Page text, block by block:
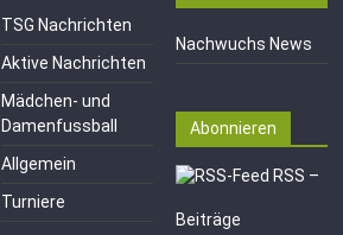
TSG Nachrichten
Aktive Nachrichten
Mädchen- und
Damenfussball
Allgemein
Turniere
Nachwuchs News
Abonnieren
RSS –
Beiträge